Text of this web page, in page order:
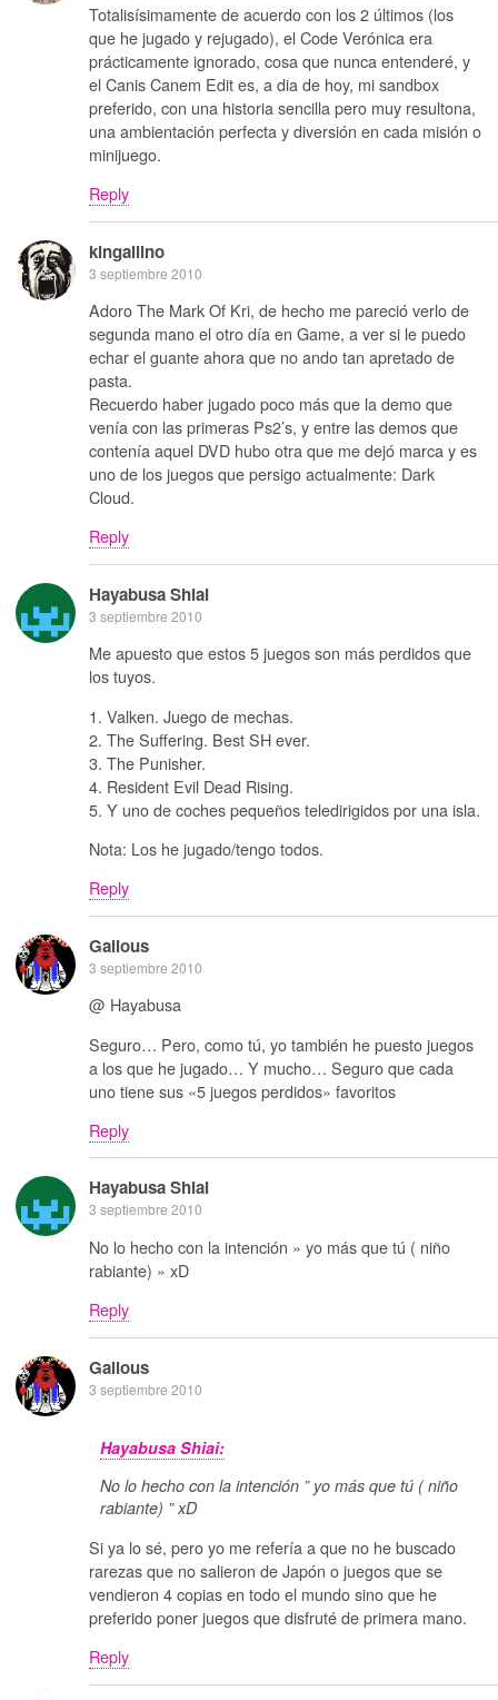
Totalisísimamente de acuerdo con los 2 últimos (los
que he jugado y rejugado), el Code Verónica era
prácticamente ignorado, cosa que nunca entenderé, y
el Canis Canem Edit es, a dia de hoy, mi sandbox
preferido, con una historia sencilla pero muy resultona,
una ambientación perfecta y diversión en cada misión o
minijuego.
Reply
kingallino
3 septiembre 2010
Adoro The Mark Of Kri, de hecho me pareció verlo de
segunda mano el otro día en Game, a ver si le puedo
echar el guante ahora que no ando tan apretado de
pasta.
Recuerdo haber jugado poco más que la demo que
venía con las primeras Ps2’s, y entre las demos que
contenía aquel DVD hubo otra que me dejó marca y es
uno de los juegos que persigo actualmente: Dark
Cloud.
Reply
Hayabusa Shiai
3 septiembre 2010
Me apuesto que estos 5 juegos son más perdidos que
los tuyos.
1. Valken. Juego de mechas.
2. The Suffering. Best SH ever.
3. The Punisher.
4. Resident Evil Dead Rising.
5. Y uno de coches pequeños teledirigidos por una isla.
Nota: Los he jugado/tengo todos.
Reply
Galious
3 septiembre 2010
@ Hayabusa
Seguro… Pero, como tú, yo también he puesto juegos
a los que he jugado… Y mucho… Seguro que cada
uno tiene sus «5 juegos perdidos» favoritos
Reply
Hayabusa Shiai
3 septiembre 2010
No lo hecho con la intención » yo más que tú ( niño
rabiante) » xD
Reply
Galious
3 septiembre 2010
Hayabusa Shiai:
No lo hecho con la intención ” yo más que tú ( niño
rabiante) ” xD
Si ya lo sé, pero yo me refería a que no he buscado
rarezas que no salieron de Japón o juegos que se
vendieron 4 copias en todo el mundo sino que he
preferido poner juegos que disfruté de primera mano.
Reply